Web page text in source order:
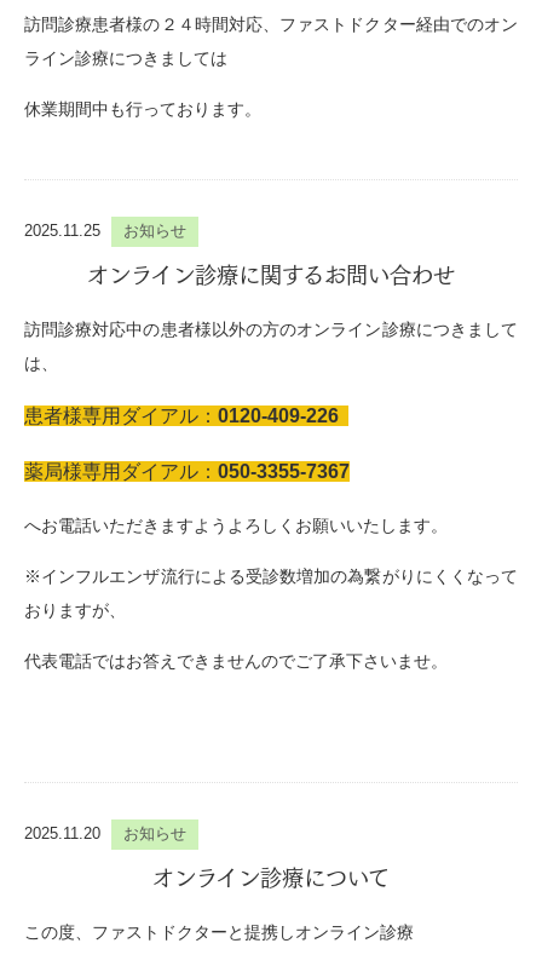
訪問診療患者様の２４時間対応、ファストドクター経由でのオン
ライン診療につきましては
休業期間中も行っております。
2025.11.25 お知らせ
オンライン診療に関するお問い合わせ
訪問診療対応中の患者様以外の方のオンライン診療につきまして
は、
患者様専用ダイアル： 0120-409-226
薬局様専用ダイアル： 050-3355-7367
へお電話いただきますようよろしくお願いいたします。
※インフルエンザ流行による受診数増加の為繋がりにくくなって
おりますが、
代表電話ではお答えできませんのでご了承下さいませ。
2025.11.20 お知らせ
オンライン診療について
この度、ファストドクターと提携しオンライン診療